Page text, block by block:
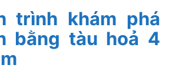
trình khám phá
bằng tàu hoả 4